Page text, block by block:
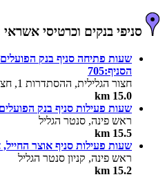
סניפי בנקים וכרטיסי אשראי
שעות פתיחה סניף בנק
הסניף:705
חצור הגלילית, ההסתדרות 1, חצור הגלילית 10300
15.0 km
שעות פעילות סניף בנק
ראש פינה, סנטר הגליל
15.5 km
שעות פעילות סניף אוצר
ראש פינה, קניון סנטר הגליל
15.2 km